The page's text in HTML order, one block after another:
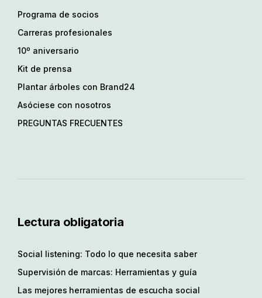
Programa de socios
Carreras profesionales
10º aniversario
Kit de prensa
Plantar árboles con Brand24
Asóciese con nosotros
PREGUNTAS FRECUENTES
Lectura obligatoria
Social listening: Todo lo que necesita saber
Supervisión de marcas: Herramientas y guía
Las mejores herramientas de escucha social